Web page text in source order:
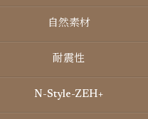
自然素材
耐震性
N-Style-ZEH+